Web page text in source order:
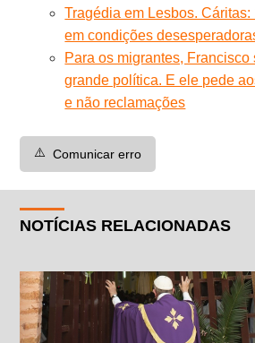
Tragédia em Lesbos.
em condições
Para os migrantes, Francisco
grande política. E ele pede
e não reclamações
⚠️ Comunicar erro
NOTÍCIAS RELACIONADAS